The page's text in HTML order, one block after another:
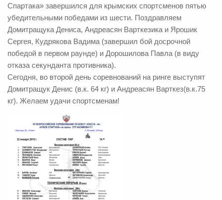
Спартака» завершился для крымских спортсменов пятью
убедительными победами из шести. Поздравляем
Домитращука Дениса, Андреасян Варткезика и Ярошик
Сергея, Кудрякова Вадима (завершил бой досрочной
победой в первом раунде) и Дорошилова Павла (в виду
отказа секунданта противника).
Сегодня, во второй день соревнований на ринге выступят
Домитращук Денис (в.к. 64 кг) и Андреасян Варткез(в.к.75
кг). Желаем удачи спортсменам!